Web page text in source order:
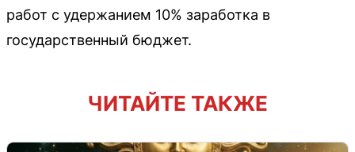
работ с удержанием 10% заработка в
государственный бюджет.
ЧИТАЙТЕ ТАКЖЕ